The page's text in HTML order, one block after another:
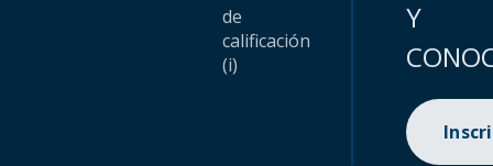
de
calificación
(i)
Y